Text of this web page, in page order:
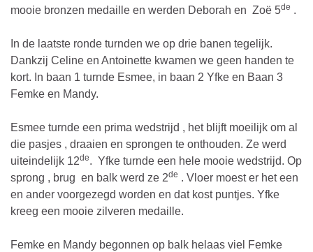
mooie bronzen medaille en werden Deborah en Zoë 5de .
In de laatste ronde turnden we op drie banen tegelijk.
Dankzij Celine en Antoinette kwamen we geen handen te
kort. In baan 1 turnde Esmee, in baan 2 Yfke en Baan 3
Femke en Mandy.
Esmee turnde een prima wedstrijd , het blijft moeilijk om al
die pasjes , draaien en sprongen te onthouden. Ze werd
uiteindelijk 12de. Yfke turnde een hele mooie wedstrijd. Op
sprong , brug en balk werd ze 2de . Vloer moest er het een
en ander voorgezegd worden en dat kost puntjes. Yfke
kreeg een mooie zilveren medaille.
Femke en Mandy begonnen op balk helaas viel Femke